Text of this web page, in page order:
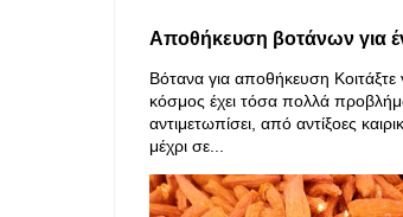
Αποθήκευση βοτάνων για
Βότανα για αποθήκευση
κόσμος έχει τόσα πολλά
αντιμετωπίσει, από αντίξοες
μέχρι σε...